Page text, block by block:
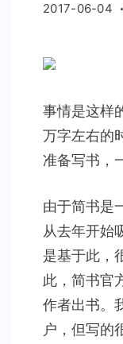
2017-06-04
事情是这样
万字左右的
准备写书，
由于简书是
从去年开始
是基于此，
此，简书官
作者出书。
户，但写的